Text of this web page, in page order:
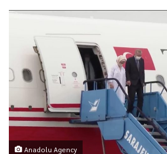
Anadolu Agency